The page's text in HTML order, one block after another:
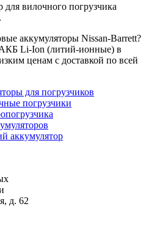
вилочного погрузчика
аккумуляторы Nissan-Barrett?
АКБ Li-Ion (литий-ионные) в
ценам с доставкой по всей
для погрузчиков
погрузчики
аккумулятор
д. 62